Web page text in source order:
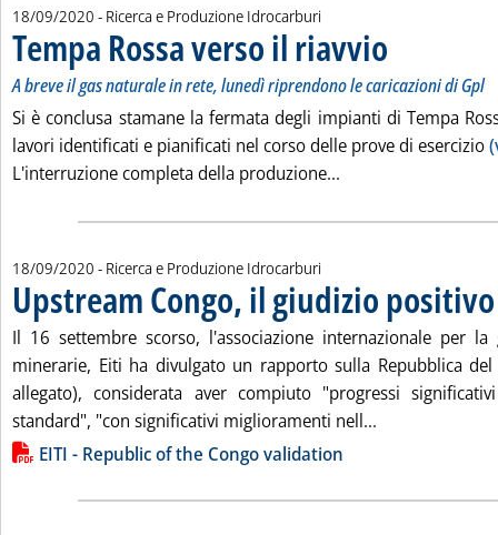
18/09/2020 - Ricerca e Produzione Idrocarburi
Tempa Rossa verso il riavvio
A breve il gas naturale in rete, lunedì riprendono le caricazioni di Gpl
Si è conclusa stamane la fermata degli impianti di Tempa
lavori identificati e pianificati nel corso delle prove di esercizio
L'interruzione completa della produzione...
18/09/2020 - Ricerca e Produzione Idrocarburi
Upstream Congo, il giudizio
Il 16 settembre scorso, l'associazione internazionale per la
minerarie, Eiti ha divulgato un rapporto sulla Repubblica
allegato), considerata aver compiuto "progressi
standard", "con significativi miglioramenti nell...
Lista allegati PDF alla notizia
EITI - Republic of the Congo validation